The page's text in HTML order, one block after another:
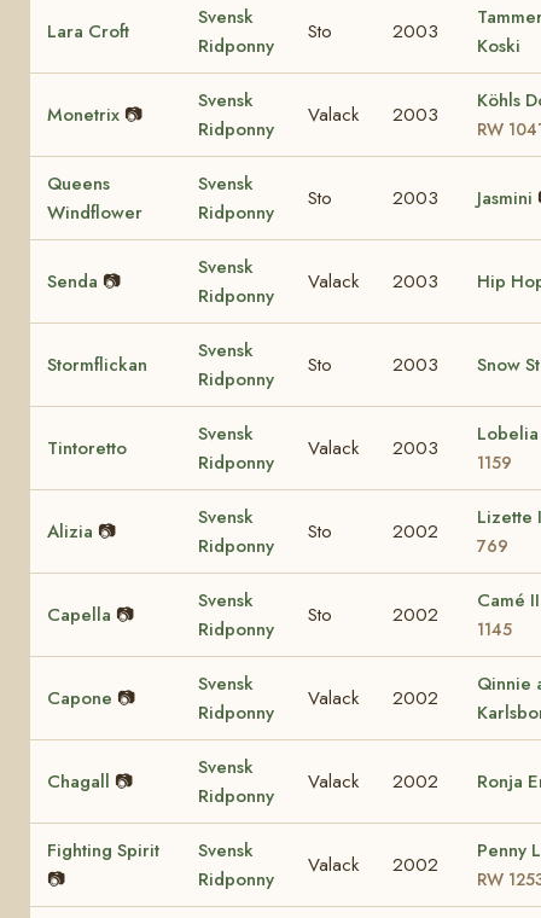
Lara Croft
Svensk
Ridponny
Sto 2003
Koski
Monetrix 📷
Svensk
Ridponny
Valack 2003
Köhls
RW
Queens
Windflower
Svensk
Ridponny
Sto 2003 Jasmini
Senda 📷
Svensk
Ridponny
Valack 2003 Hip
Stormflickan
Svensk
Ridponny
Sto 2003 Snow
Tintoretto
Svensk
Ridponny
Valack 2003
1159
Alizia 📷
Svensk
Ridponny
Sto 2002
Lizette
769
Capella 📷
Svensk
Ridponny
Sto 2002
Camé
1145
Capone 📷
Svensk
Ridponny
Valack 2002
Qinnie
Chagall 📷
Svensk
Ridponny
Valack 2002 Ronja
Fighting Spirit
📷
Svensk
Ridponny
Valack 2002
Penny
RW